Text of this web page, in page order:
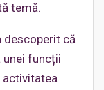
temă.
descoperit că
unei funcții
activitatea